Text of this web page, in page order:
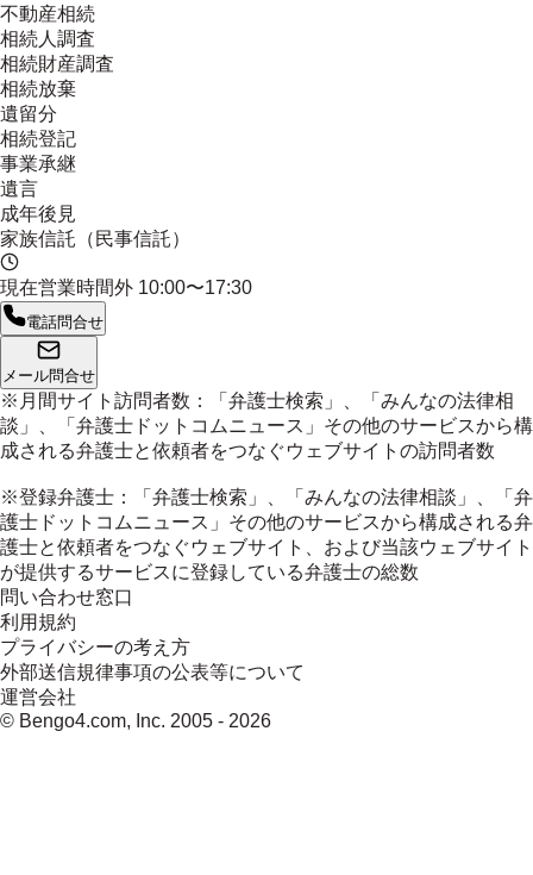
不動産相続
相続人調査
相続財産調査
相続放棄
遺留分
相続登記
事業承継
遺言
成年後見
家族信託（民事信託）
現在営業時間外 10:00〜17:30
電話問合せ
メール問合せ
※月間サイト訪問者数：「弁護士検索」、「みんなの法律相
談」、「弁護士ドットコムニュース」その他のサービスから構
成される弁護士と依頼者をつなぐウェブサイトの訪問者数
※登録弁護士：「弁護士検索」、「みんなの法律相談」、「弁
護士ドットコムニュース」その他のサービスから構成される弁
護士と依頼者をつなぐウェブサイト、および当該ウェブサイト
が提供するサービスに登録している弁護士の総数
問い合わせ窓口
利用規約
プライバシーの考え方
外部送信規律事項の公表等について
運営会社
© Bengo4.com, Inc. 2005 - 2026